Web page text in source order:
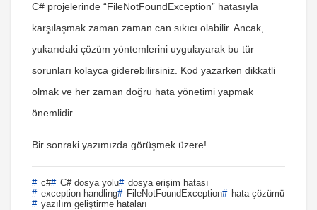
C# projelerinde “FileNotFoundException” hatasıyla
karşılaşmak zaman zaman can sıkıcı olabilir. Ancak,
yukarıdaki çözüm yöntemlerini uygulayarak bu tür
sorunları kolayca giderebilirsiniz. Kod yazarken dikkatli
olmak ve her zaman doğru hata yönetimi yapmak
önemlidir.
Bir sonraki yazımızda görüşmek üzere!
c# C# dosya yolu
dosya erişim hatası
exception handling
FileNotFoundException
hata çözümü
yazılım geliştirme hataları